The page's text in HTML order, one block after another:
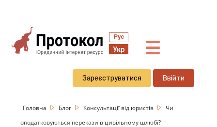
Рус
Укр ☰
Зареєструватися Ввійти
Головна Блог Консультації від юристів
Чи
оподатковуються перекази в цивільному шлюбі?